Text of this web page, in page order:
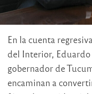
En la cuenta
del Interior,
gobernador de
encaminan a